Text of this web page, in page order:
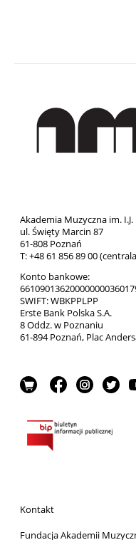
Akademia Muzyczna im.
ul. Święty Marcin 87
61-808 Poznań
T: +48 61 856 89 00
Konto bankowe:
SWIFT: WBKPPLPP
Erste Bank Polska S.A.
8 Oddz. w Poznaniu
61-894 Poznań, Plac
Kontakt
Fundacja Akademii